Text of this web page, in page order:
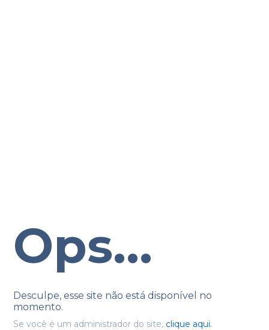
Ops...
Desculpe, esse site não está disponível no
momento.
Se você é um administrador do site, clique aqui.